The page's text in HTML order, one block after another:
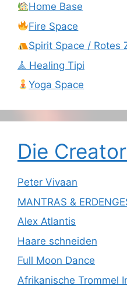
Home Base
Fire Space
Spirit Space / Rotes
𖣰 Healing Tipi
Yoga Space
Die
Peter Vivaan
MANTRAS &
Alex Atlantis
Haare schneiden
Full Moon Dance
Afrikanische Trommel